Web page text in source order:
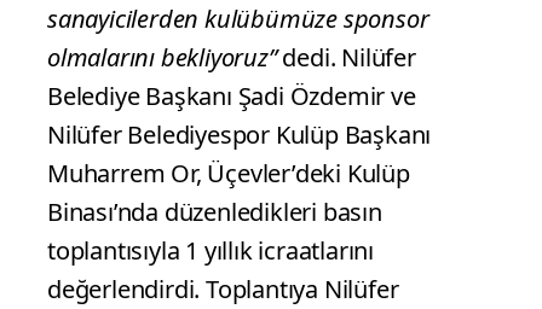
sanayicilerden kulübümüze sponsor
olmalarını bekliyoruz”dedi. Nilüfer
Belediye Başkanı Şadi Özdemir ve
Nilüfer Belediyespor Kulüp Başkanı
Muharrem Or, Üçevler’deki Kulüp
Binası’nda düzenledikleri basın
toplantısıyla 1 yıllık icraatlarını
değerlendirdi. Toplantıya Nilüfer